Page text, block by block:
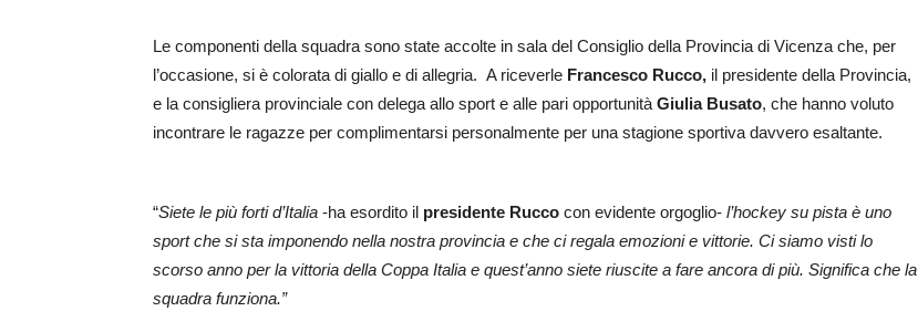
Le componenti della squadra sono state accolte in sala del Consiglio della Provincia di Vicenza che, per
l’occasione, si è colorata di giallo e di allegria. A riceverle Francesco Rucco, il presidente della Provincia,
e la consigliera provinciale con delega allo sport e alle pari opportunità Giulia Busato, che hanno voluto
incontrare le ragazze per complimentarsi personalmente per una stagione sportiva davvero esaltante.
“Siete le più forti d’Italia -ha esordito il presidente Rucco con evidente orgoglio- l’hockey su pista è uno
sport che si sta imponendo nella nostra provincia e che ci regala emozioni e vittorie. Ci siamo visti lo
scorso anno per la vittoria della Coppa Italia e quest’anno siete riuscite a fare ancora di più. Significa che la
squadra funziona.”